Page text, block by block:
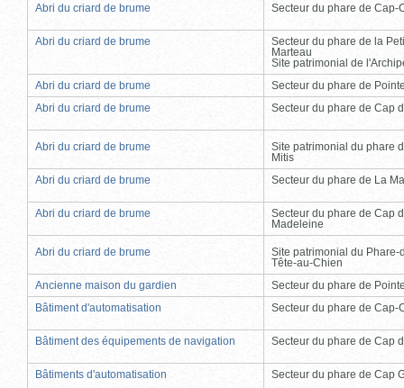
Abri du criard de brume Secteur du phare de Cap-
Abri du criard de brume
Secteur du phare de la
Marteau
Site patrimonial de
Abri du criard de brume
Secteur du phare de
Abri du criard de brume
Secteur du phare de Cap
Abri du criard de brume
Site patrimonial du phare
Mitis
Abri du criard de brume
Secteur du phare de La
Abri du criard de brume
Secteur du phare de Cap
Madeleine
Abri du criard de brume
Site patrimonial du Phare-
Tête-au-Chien
Ancienne maison du gardien
Secteur du phare de
Bâtiment d'automatisation
Secteur du phare de Cap-
Bâtiment des équipements de navigation Secteur du phare de Cap
Bâtiments d'automatisation Secteur du phare de Cap